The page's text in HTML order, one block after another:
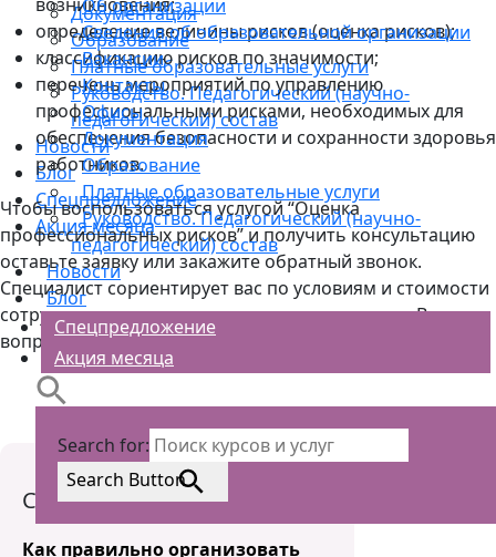
Документация
Образование
Платные образовательные услуги
Руководство. Педагогический (научно-
педагогический) состав
Новости
Блог
Спецпредложение
Акция месяца
Об организации
Сведения об образовательной организации
Вакансии
Контакты
Офисы
Документация
Образование
Платные образовательные услуги
Руководство. Педагогический (научно-
педагогический) состав
Новости
Блог
Спецпредложение
Акция месяца
Search for:
Search Button
определение величины рисков (оценка рисков);
классификацию рисков по значимости;
перечень мероприятий по управлению
профессиональными рисками, необходимых для
обеспечения безопасности и сохранности здоровья
работников.
Чтобы воспользоваться услугой “Оценка
профессиональных рисков” и получить консультацию
оставьте заявку или закажите обратный звонок.
Специалист сориентирует вас по условиям и стоимости
сотрудничества, ответит на все интересующие Вас
вопросы.
Статьи блога
Как правильно организовать